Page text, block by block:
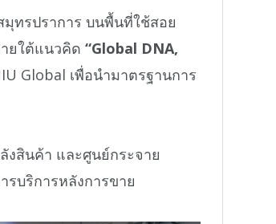
มุทรปราการ บนพื้นที่ใช้สอย
ยใต้แนวคิด “Global DNA,
Global เพื่อนำมาตรฐานการ
งสินค้า และศูนย์กระจาย
รบริการหลังการขาย